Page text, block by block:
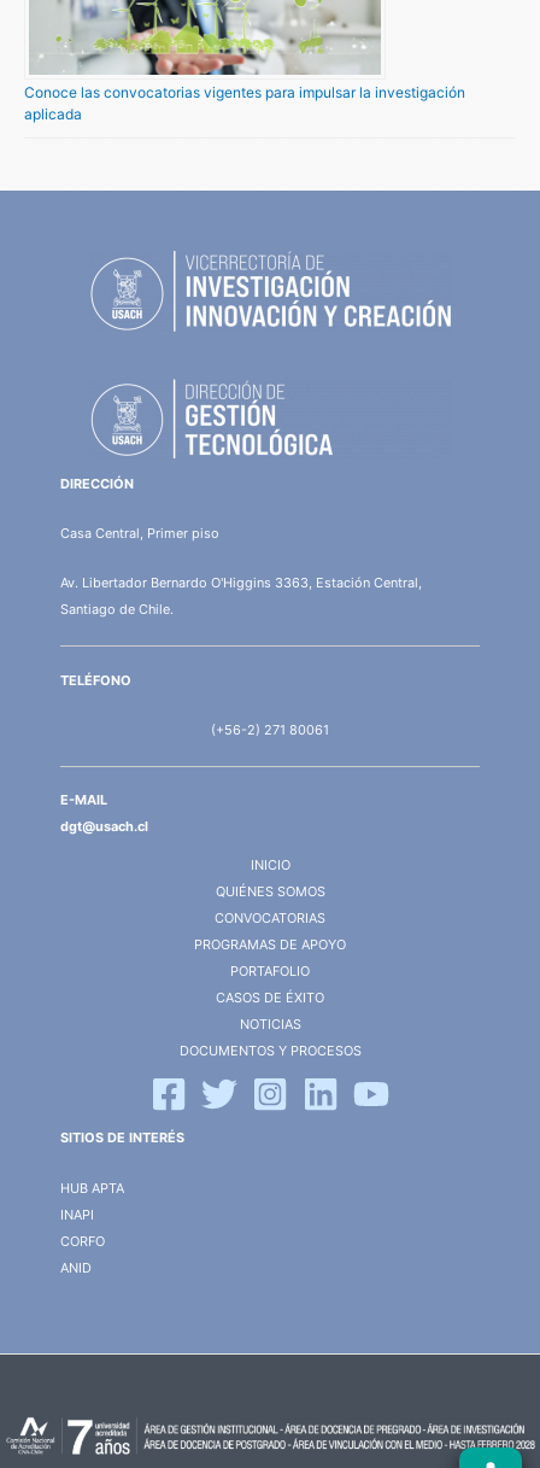
Conoce las convocatorias vigentes para impulsar la investigación
aplicada
DIRECCIÓN
Casa Central, Primer piso
Av. Libertador Bernardo O'Higgins 3363, Estación Central,
Santiago de Chile.
TELÉFONO
(+56-2) 271 80061
E-MAIL
dgt@usach.cl
INICIO
QUIÉNES SOMOS
CONVOCATORIAS
PROGRAMAS DE APOYO
PORTAFOLIO
CASOS DE ÉXITO
NOTICIAS
DOCUMENTOS Y PROCESOS
SITIOS DE INTERÉS
HUB APTA
INAPI
CORFO
ANID